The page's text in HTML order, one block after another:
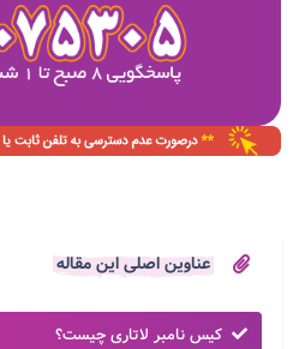
عناوین اصلی این مقاله
کیس نامبر لاتاری چیست؟